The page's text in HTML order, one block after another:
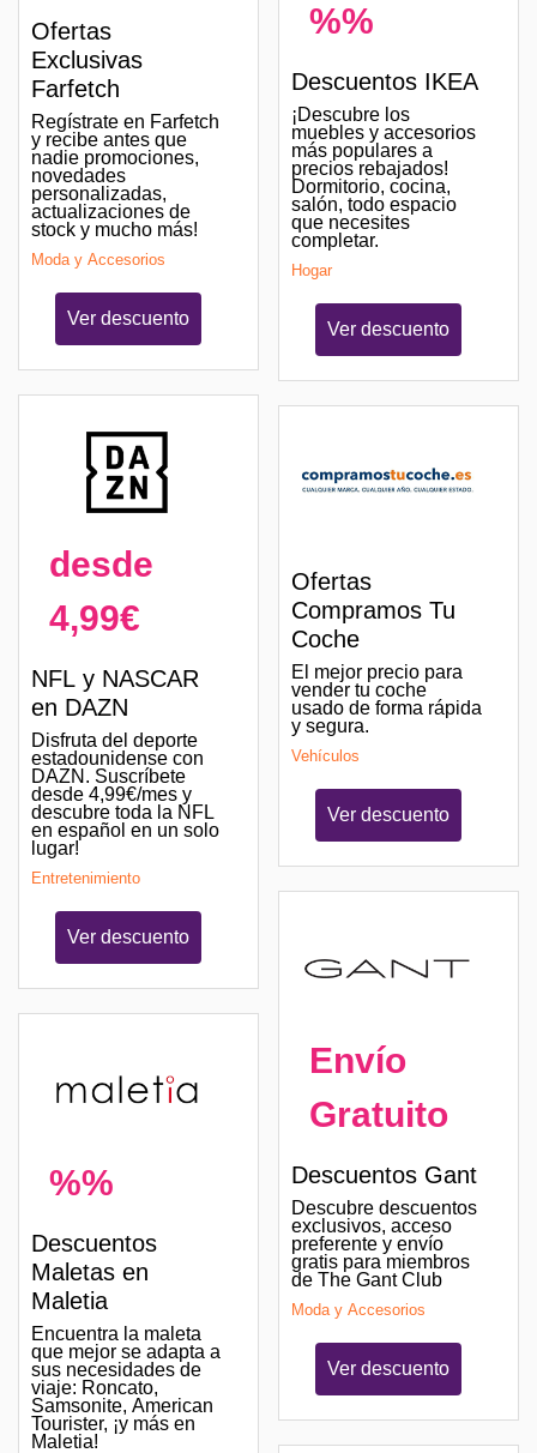
Ofertas
Exclusivas
Farfetch
Regístrate en Farfetch
y recibe antes que
nadie promociones,
novedades
personalizadas,
actualizaciones de
stock y mucho más!
Moda y Accesorios
Ver descuento
desde
4,99€
NFL y NASCAR
en DAZN
Disfruta del deporte
estadounidense con
DAZN. Suscríbete
desde 4,99€/mes y
descubre toda la NFL
en español en un solo
lugar!
Entretenimiento
Ver descuento
%%
Descuentos
Maletas en
Maletia
Encuentra la maleta
que mejor se adapta a
sus necesidades de
viaje: Roncato,
Samsonite, American
Tourister, ¡y más en
Maletia!
%%
Descuentos IKEA
¡Descubre los
muebles y accesorios
más populares a
precios rebajados!
Dormitorio, cocina,
salón, todo espacio
que necesites
completar.
Hogar
Ver descuento
Ofertas
Compramos Tu
Coche
El mejor precio para
vender tu coche
usado de forma rápida
y segura.
Vehículos
Ver descuento
Envío
Gratuito
Descuentos Gant
Descubre descuentos
exclusivos, acceso
preferente y envío
gratis para miembros
de The Gant Club
Moda y Accesorios
Ver descuento